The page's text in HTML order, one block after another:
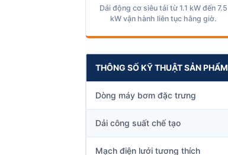
Dải động cơ siêu tải từ 1.1 kW đến 7.5
kW vận hành liên tục hằng giờ.
THÔNG SỐ KỸ THUẬT SẢN PHẨM
Dòng máy bơm đặc trưng
Dải công suất chế tạo
Mạch điện lưới tương thích